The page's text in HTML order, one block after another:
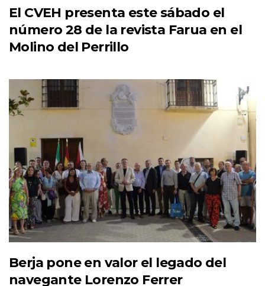
El CVEH presenta este sábado el
número 28 de la revista Farua en el
Molino del Perrillo
Berja pone en valor el legado del
navegante Lorenzo Ferrer